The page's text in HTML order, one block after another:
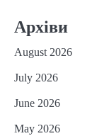
Архіви
August 2026
July 2026
June 2026
May 2026